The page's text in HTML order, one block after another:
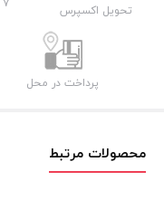
تحویل اکسپرس
پرداخت در محل
محصولات مرتبط